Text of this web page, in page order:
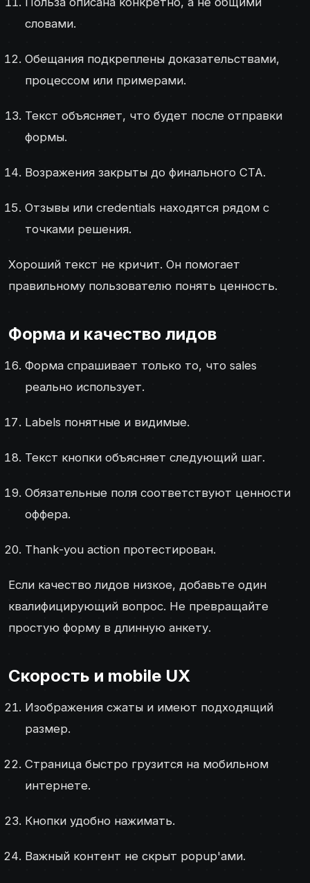
словами.
Обещания подкреплены доказательствами,
процессом или примерами.
Текст объясняет, что будет после отправки
формы.
Возражения закрыты до финального CTA.
Отзывы или credentials находятся рядом с
точками решения.
Хороший текст не кричит. Он помогает
правильному пользователю понять ценность.
Форма и качество лидов
Форма спрашивает только то, что sales
реально использует.
Labels понятные и видимые.
Текст кнопки объясняет следующий шаг.
Обязательные поля соответствуют ценности
оффера.
Thank-you action протестирован.
Если качество лидов низкое, добавьте один
квалифицирующий вопрос. Не превращайте
простую форму в длинную анкету.
Скорость и mobile UX
Изображения сжаты и имеют подходящий
размер.
Страница быстро грузится на мобильном
интернете.
Кнопки удобно нажимать.
Важный контент не скрыт popup'ами.